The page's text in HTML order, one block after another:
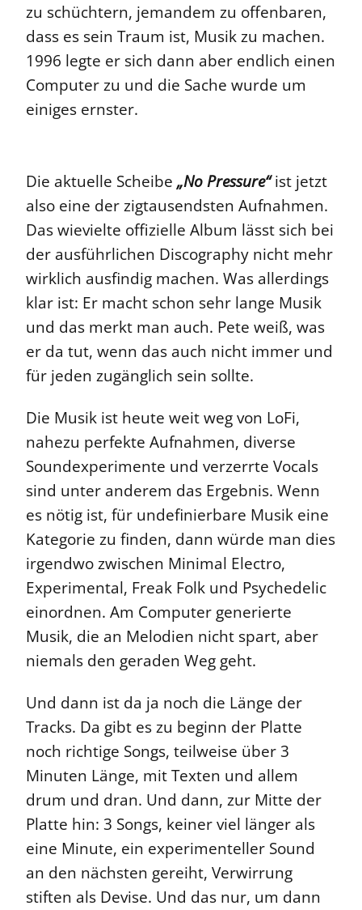
zu schüchtern, jemandem zu offenbaren,
dass es sein Traum ist, Musik zu machen.
1996 legte er sich dann aber endlich einen
Computer zu und die Sache wurde um
einiges ernster.
Die aktuelle Scheibe „No Pressure“ist jetzt
also eine der zigtausendsten Aufnahmen.
Das wievielte offizielle Album lässt sich bei
der ausführlichen Discography nicht mehr
wirklich ausfindig machen. Was allerdings
klar ist: Er macht schon sehr lange Musik
und das merkt man auch. Pete weiß, was
er da tut, wenn das auch nicht immer und
für jeden zugänglich sein sollte.
Die Musik ist heute weit weg von LoFi,
nahezu perfekte Aufnahmen, diverse
Soundexperimente und verzerrte Vocals
sind unter anderem das Ergebnis. Wenn
es nötig ist, für undefinierbare Musik eine
Kategorie zu finden, dann würde man dies
irgendwo zwischen Minimal Electro,
Experimental, Freak Folk und Psychedelic
einordnen. Am Computer generierte
Musik, die an Melodien nicht spart, aber
niemals den geraden Weg geht.
Und dann ist da ja noch die Länge der
Tracks. Da gibt es zu beginn der Platte
noch richtige Songs, teilweise über 3
Minuten Länge, mit Texten und allem
drum und dran. Und dann, zur Mitte der
Platte hin: 3 Songs, keiner viel länger als
eine Minute, ein experimenteller Sound
an den nächsten gereiht, Verwirrung
stiften als Devise. Und das nur, um dann